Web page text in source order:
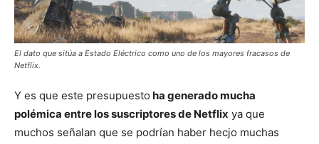
El dato que sitúa a Estado Eléctrico como uno de los mayores fracasos de
Netflix.
Y es que este presupuesto ha generado mucha
polémica entre los suscriptores de Netflix ya que
muchos señalan que se podrían haber hecjo muchas